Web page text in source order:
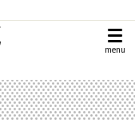
menu